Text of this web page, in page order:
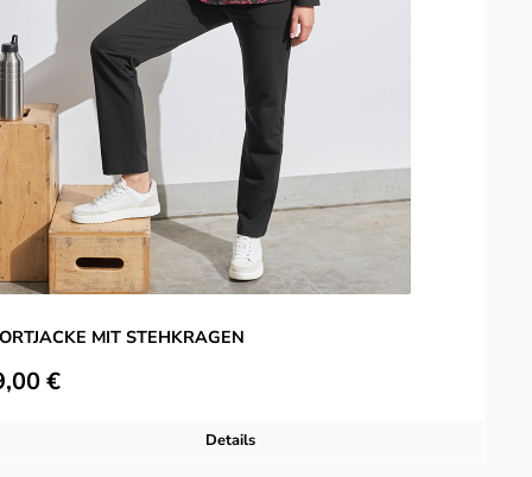
MIT STEHKRAGEN
Preis:
€
Details